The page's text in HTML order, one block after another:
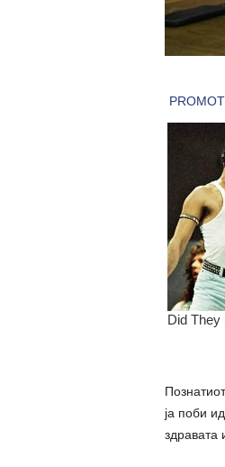
ја поби
здравата